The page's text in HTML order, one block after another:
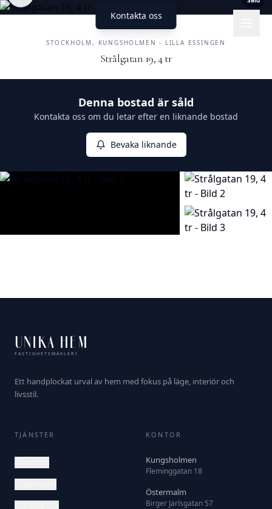
Kontakta oss
STOCKHOLM, KUNGSHOLMEN - LILLA ESSINGEN
Strålgatan 19, 4 tr
Denna bostad är såld
Kontakta oss om du letar efter en liknande bostad
Bevaka liknande
UNIKA HEM
FASTIGHETSMÄKLERI
Ett handplockat urval av hem med fokus på läge, interiör och
livsstil.
TJÄNSTER KONTOR
Kungsholmen
Fleminggatan 18
Östermalm
Birger Jarlsgatan 57